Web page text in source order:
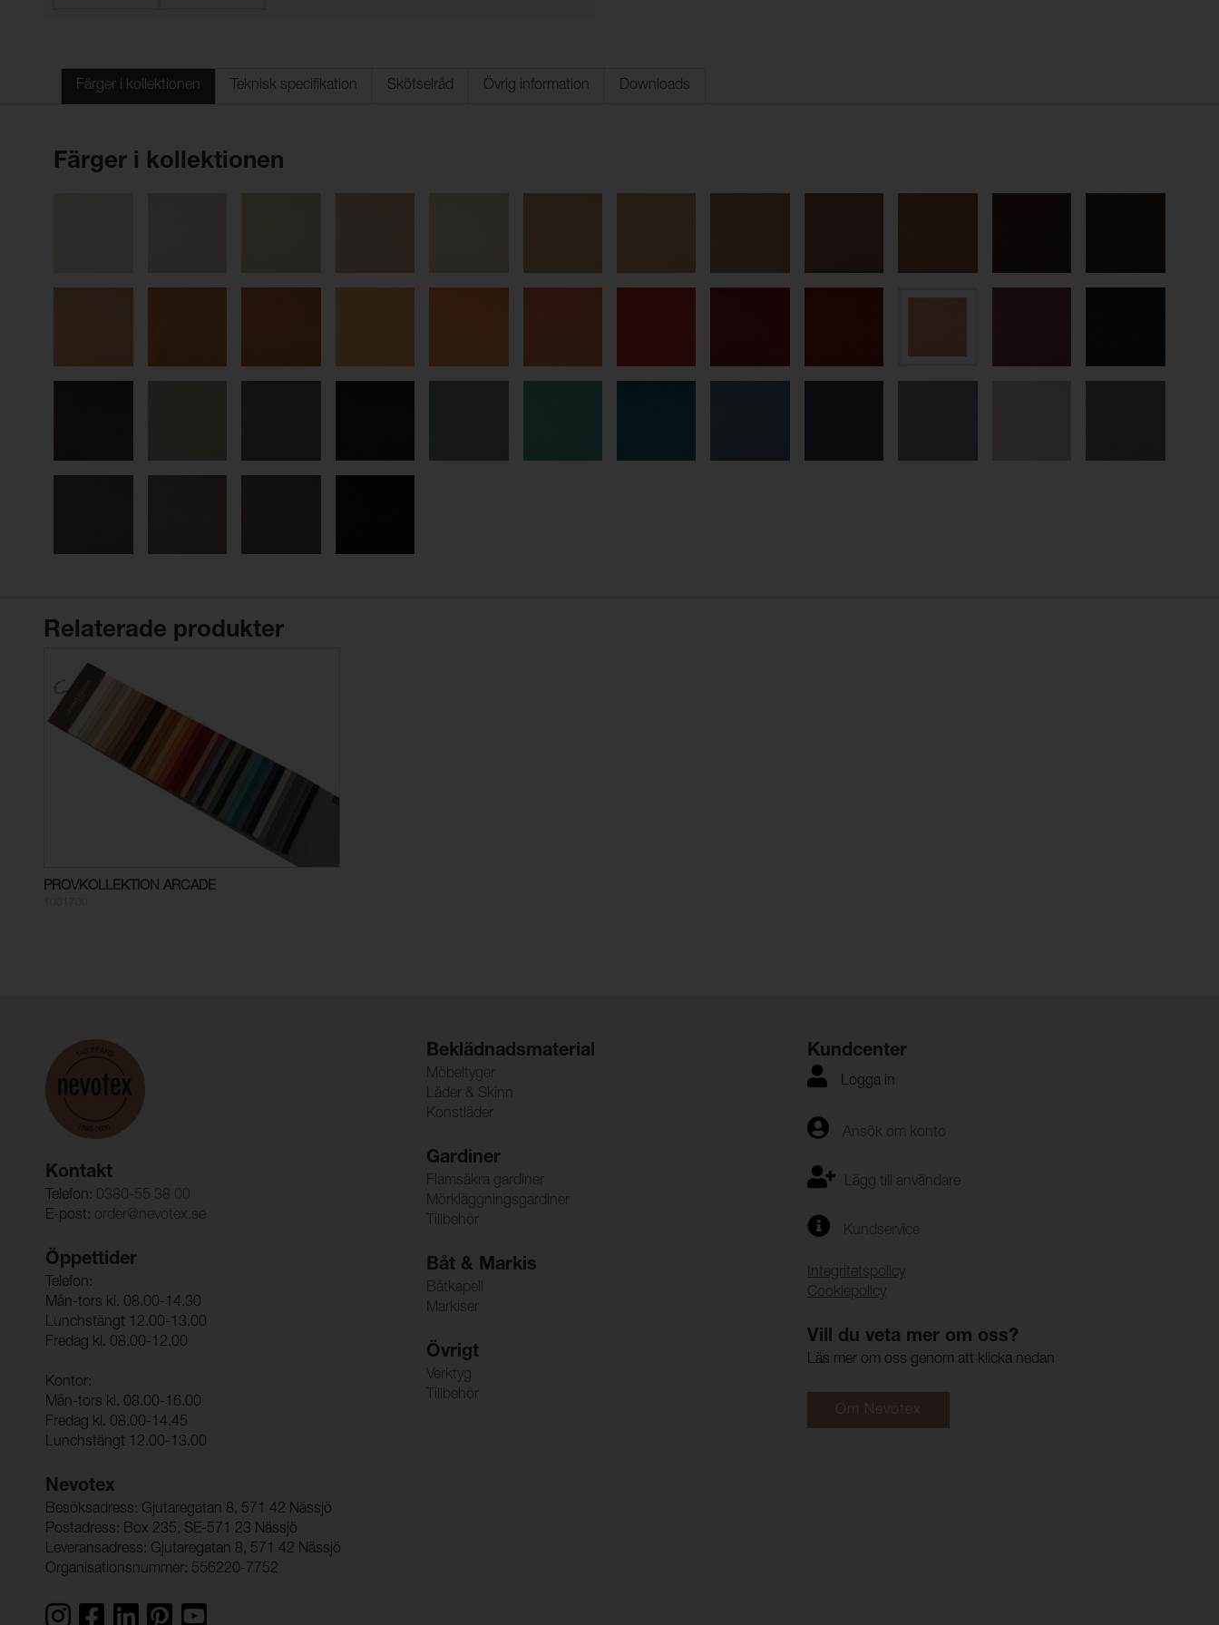
Färger i kollektionen Teknisk specifikation Skötselråd Övrig information Downloads
Färger i kollektionen
Relaterade produkter
PROVKOLLEKTION ARCADE
Kontakt
Telefon: 0380-55 38 00
E-post: order@nevotex.se
Öppettider
Telefon:
Mån-tors kl. 08.00-14.30
Lunchstängt 12.00-13.00
Fredag kl. 08.00-12.00
Kontor:
Mån-tors kl. 08.00-16.00
Fredag kl. 08.00-14.45
Lunchstängt 12.00-13.00
Nevotex
Besöksadress: Gjutaregatan 8, 571 42 Nässjö
Postadress: Box 235, SE-571 23 Nässjö
Leveransadress: Gjutaregatan 8, 571 42 Nässjö
Organisationsnummer: 556220-7752
Beklädnadsmaterial
Möbeltyger
Läder & Skinn
Konstläder
Gardiner
Flamsäkra gardiner
Mörkläggningsgardiner
Tillbehör
Båt & Markis
Båtkapell
Markiser
Övrigt
Verktyg
Tillbehör
Kundcenter
Logga in
Ansök om konto
Lägg till användare
Kundservice
Integritetspolicy
Cookiepolicy
Vill du veta mer om oss?
Läs mer om oss genom att klicka nedan
Om Nevotex